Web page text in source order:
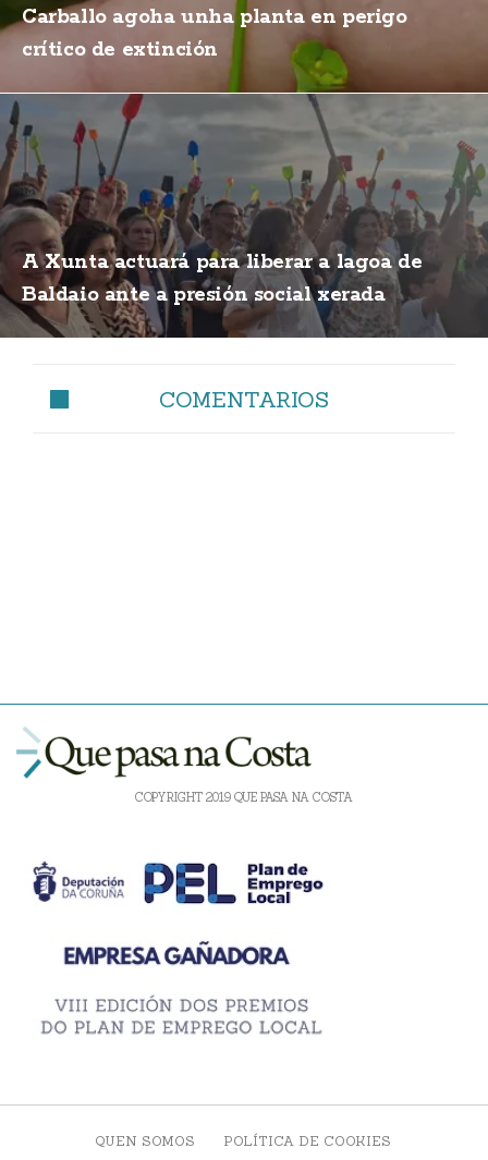
Carballo agoha unha planta en perigo
crítico de extinción
A Xunta actuará para liberar a lagoa de
Baldaio ante a presión social xerada
COMENTARIOS
COPYRIGHT 2019 QUE PASA NA COSTA
QUEN SOMOS POLÍTICA DE COOKIES